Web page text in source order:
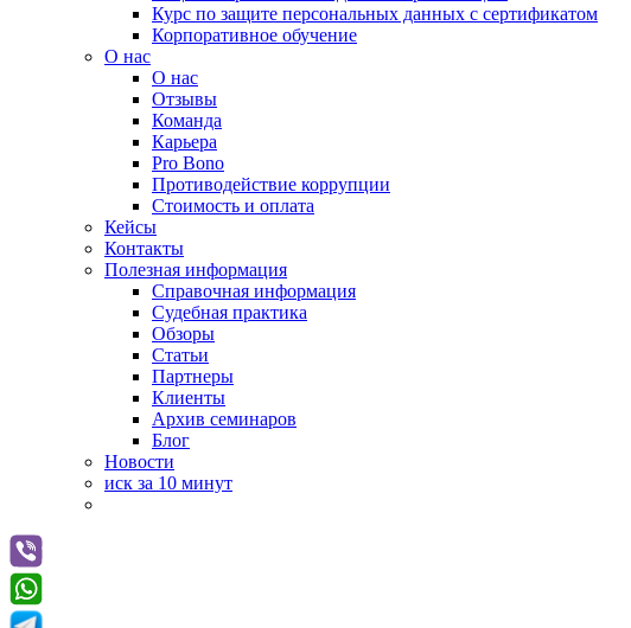
Курс по защите персональных данных с сертификатом
Корпоративное обучение
О нас
О нас
Отзывы
Команда
Карьера
Pro Bono
Противодействие коррупции
Стоимость и оплата
Кейсы
Контакты
Полезная информация
Справочная информация
Судебная практика
Обзоры
Статьи
Партнеры
Клиенты
Архив семинаров
Блог
Новости
иск за 10 минут